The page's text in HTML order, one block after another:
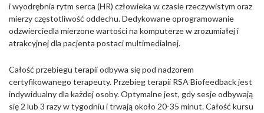
i wyodrębnia rytm serca (HR) człowieka w czasie rzeczywistym oraz
mierzy częstotliwość oddechu. Dedykowane oprogramowanie
odzwierciedla mierzone wartości na komputerze w zrozumiałej i
atrakcyjnej dla pacjenta postaci multimedialnej.
Całość przebiegu terapii odbywa się pod nadzorem
certyfikowanego terapeuty. Przebieg terapii RSA Biofeedback jest
indywidualny dla każdej osoby. Optymalne jest, gdy sesje odbywają
się 2 lub 3 razy w tygodniu i trwają około 20-35 minut. Całość kursu